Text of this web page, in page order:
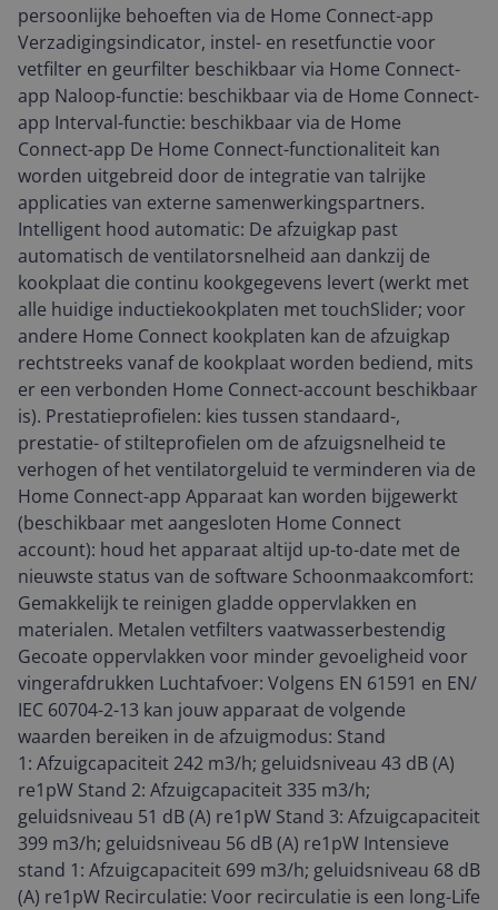
persoonlijke behoeften via de Home Connect-app
Verzadigingsindicator, instel- en resetfunctie voor
vetfilter en geurfilter beschikbaar via Home Connect-
app Naloop-functie: beschikbaar via de Home Connect-
app Interval-functie: beschikbaar via de Home
Connect-app De Home Connect-functionaliteit kan
worden uitgebreid door de integratie van talrijke
applicaties van externe samenwerkingspartners.
Intelligent hood automatic: De afzuigkap past
automatisch de ventilatorsnelheid aan dankzij de
kookplaat die continu kookgegevens levert (werkt met
alle huidige inductiekookplaten met touchSlider; voor
andere Home Connect kookplaten kan de afzuigkap
rechtstreeks vanaf de kookplaat worden bediend, mits
er een verbonden Home Connect-account beschikbaar
is). Prestatieprofielen: kies tussen standaard-,
prestatie- of stilteprofielen om de afzuigsnelheid te
verhogen of het ventilatorgeluid te verminderen via de
Home Connect-app Apparaat kan worden bijgewerkt
(beschikbaar met aangesloten Home Connect
account): houd het apparaat altijd up-to-date met de
nieuwste status van de software Schoonmaakcomfort:
Gemakkelijk te reinigen gladde oppervlakken en
materialen. Metalen vetfilters vaatwasserbestendig
Gecoate oppervlakken voor minder gevoeligheid voor
vingerafdrukken Luchtafvoer: Volgens EN 61591 en EN/
IEC 60704-2-13 kan jouw apparaat de volgende
waarden bereiken in de afzuigmodus: Stand
1: Afzuigcapaciteit 242 m3/h; geluidsniveau 43 dB (A)
re1pW Stand 2: Afzuigcapaciteit 335 m3/h;
geluidsniveau 51 dB (A) re1pW Stand 3: Afzuigcapaciteit
399 m3/h; geluidsniveau 56 dB (A) re1pW Intensieve
stand 1: Afzuigcapaciteit 699 m3/h; geluidsniveau 68 dB
(A) re1pW Recirculatie: Voor recirculatie is een long-Life